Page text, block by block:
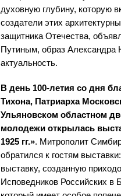
духовную глубину, которую
создатели этих
защитника Отечества,
Путиным, образ Александра
актуальность.
В день 100-летия со дня
Тихона, Патриарха
Ульяновском областном
молодежи открылась
1925 гг.». Митрополит
обратился к гостям
выставку, созданную
Исповедников Российских в